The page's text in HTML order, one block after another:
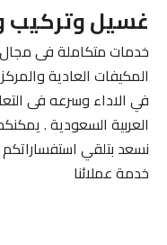
غسيل وتركيب
خدمات متكاملة فى مجال
المكيفات العادية
في الاداء وسرعه فى
العربية السعودية .
نسعد بتلقي
خدمة عملائنا